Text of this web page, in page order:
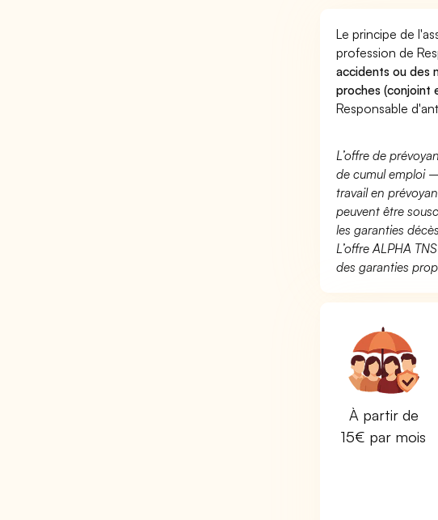
Le principe de
profession de
accidents ou des
proches (conjoint
Responsable
L’offre de
de cumul emploi
travail en
peuvent être
les garanties
L’offre ALPHA
des garanties
À partir de
15€ par mois